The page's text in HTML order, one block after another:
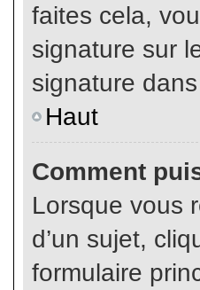
faites cela,
signature sur
signature
Haut
Comment
Lorsque vous
d’un sujet,
formulaire